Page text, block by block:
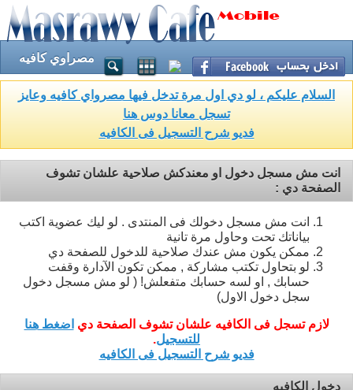
مصراوي كافيه
السلام عليكم ، لو دي اول مرة تدخل فيها مصرواي كافيه وعايز
تسجل معانا دوس هنا
فديو شرح التسجيل فى الكافيه
انت مش مسجل دخول او معندكش صلاحية علشان تشوف
الصفحة دي :
انت مش مسجل دخولك فى المنتدى . لو ليك عضوية اكتب
بياناتك تحت وحاول مرة تانية
ممكن يكون مش عندك صلاحية للدخول للصفحة دي
لو بتحاول تكتب مشاركة , ممكن تكون الآدارة وقفت
حسابك , او لسه حسابك متفعلش! ( لو مش مسجل دخول
سجل دخول الاول)
لازم تسجل فى الكافيه علشان تشوف الصفحة دي اضغط هنا
للتسجيل.
فديو شرح التسجيل فى الكافيه
دخول الكافيه